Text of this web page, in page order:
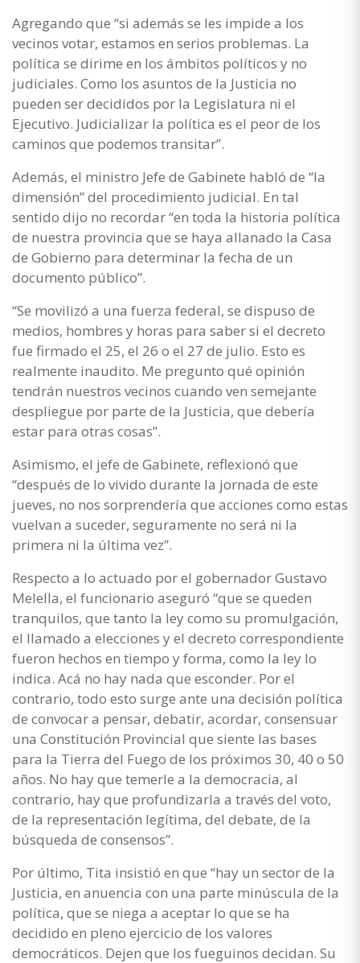
Agregando que “si además se les impide a los
vecinos votar, estamos en serios problemas. La
política se dirime en los ámbitos políticos y no
judiciales. Como los asuntos de la Justicia no
pueden ser decididos por la Legislatura ni el
Ejecutivo. Judicializar la política es el peor de los
caminos que podemos transitar”.
Además, el ministro Jefe de Gabinete habló de “la
dimensión” del procedimiento judicial. En tal
sentido dijo no recordar “en toda la historia política
de nuestra provincia que se haya allanado la Casa
de Gobierno para determinar la fecha de un
documento público”.
“Se movilizó a una fuerza federal, se dispuso de
medios, hombres y horas para saber si el decreto
fue firmado el 25, el 26 o el 27 de julio. Esto es
realmente inaudito. Me pregunto qué opinión
tendrán nuestros vecinos cuando ven semejante
despliegue por parte de la Justicia, que debería
estar para otras cosas”.
Asimismo, el jefe de Gabinete, reflexionó que
“después de lo vivido durante la jornada de este
jueves, no nos sorprendería que acciones como estas
vuelvan a suceder, seguramente no será ni la
primera ni la última vez”.
Respecto a lo actuado por el gobernador Gustavo
Melella, el funcionario aseguró “que se queden
tranquilos, que tanto la ley como su promulgación,
el llamado a elecciones y el decreto correspondiente
fueron hechos en tiempo y forma, como la ley lo
indica. Acá no hay nada que esconder. Por el
contrario, todo esto surge ante una decisión política
de convocar a pensar, debatir, acordar, consensuar
una Constitución Provincial que siente las bases
para la Tierra del Fuego de los próximos 30, 40 o 50
años. No hay que temerle a la democracia, al
contrario, hay que profundizarla a través del voto,
de la representación legítima, del debate, de la
búsqueda de consensos”.
Por último, Tita insistió en que “hay un sector de la
Justicia, en anuencia con una parte minúscula de la
política, que se niega a aceptar lo que se ha
decidido en pleno ejercicio de los valores
democráticos. Dejen que los fueguinos decidan. Su